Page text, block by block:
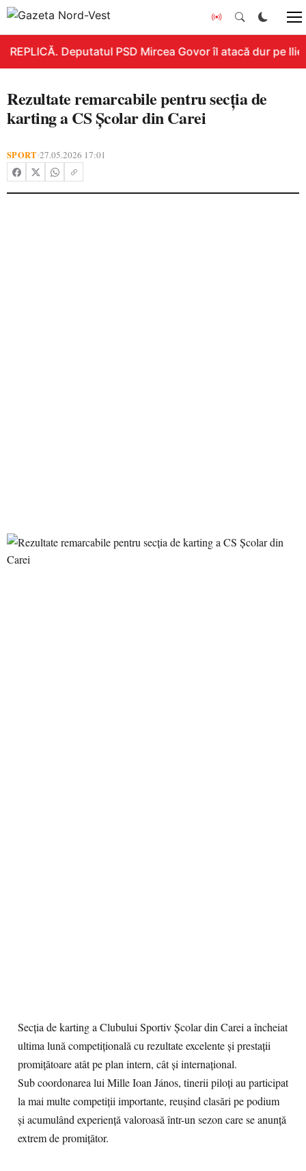
REPLICĂ. Deputatul PSD Mircea Govor îl atacă dur pe
Rezultate remarcabile pentru secția de
karting a CS Școlar din Carei
SPORT•27.05.2026 17:01
Secția de karting a Clubului Sportiv Școlar din Carei a încheiat
ultima lună competițională cu rezultate excelente și prestații
promițătoare atât pe plan intern, cât și internațional.
Sub coordonarea lui Mille Ioan János, tinerii piloți au participat
la mai multe competiții importante, reușind clasări pe podium
și acumulând experiență valoroasă într-un sezon care se anunță
extrem de promițător.